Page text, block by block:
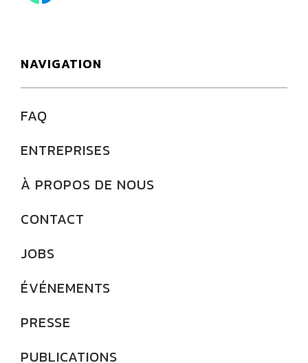
NAVIGATION
FAQ
ENTREPRISES
À PROPOS DE NOUS
CONTACT
JOBS
ÉVÉNEMENTS
PRESSE
PUBLICATIONS